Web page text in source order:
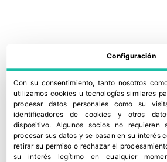
Dia amplía su red con nuevas tiendas
22 julio, 2026
Configuración
Con su consentimiento, tanto nosotros
utilizamos cookies u tecnologías similares
procesar datos personales como su
identificadores de cookies y otros
dispositivo. Algunos socios no requieren
procesar sus datos y se basan en su interés
retirar su permiso o rechazar el
su interés legítimo en cualquier